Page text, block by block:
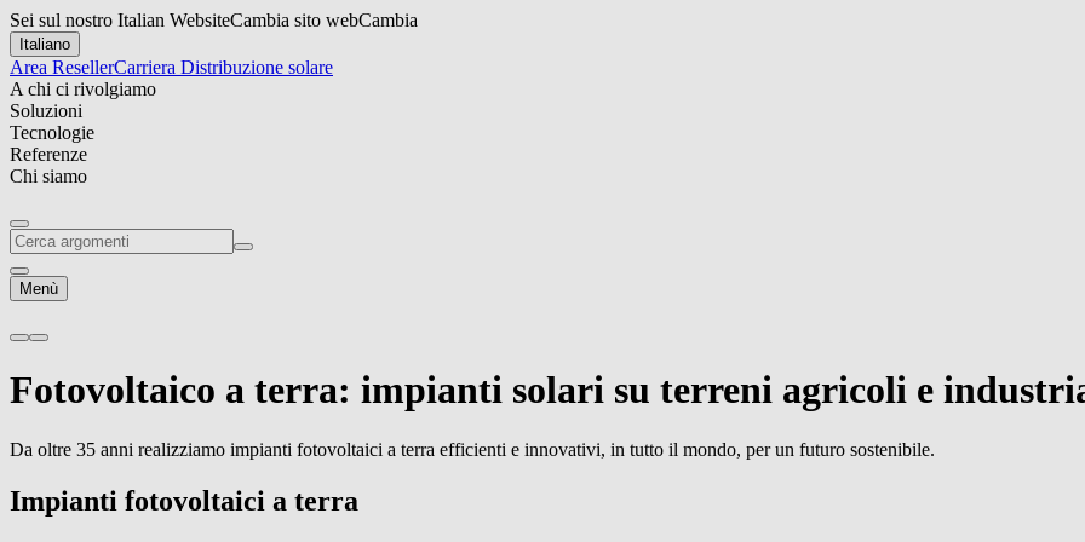
Sei sul nostro Italian WebsiteCambia sito webCambia
Italiano
Area ResellerCarriera Distribuzione solare
A chi ci rivolgiamo
Soluzioni
Tecnologie
Referenze
Chi siamo
Menù
Fotovoltaico a terra: impianti solari su terreni agricoli e
Da oltre 35 anni realizziamo impianti fotovoltaici a terra efficienti e innovativi, in tutto il mondo, per un futuro sostenibile.
Impianti fotovoltaici a terra